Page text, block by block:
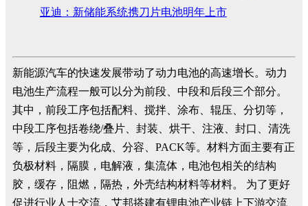
亚迪：新储能系统携刀片电池明年上市​
新能源汽车的快速发展带动了动力电池的高速增长。动力
电池生产流程一般可以分为前段、中段和后段三个部分。
其中，前段工序包括配料、搅拌、涂布、辊压、分切等，
中段工序包括卷绕/叠片、封装、烘干、注液、封口、清洗
等，后段主要为化成、分容、PACK等。材料方面主要有正
负极材料，隔膜，电解液，集流体，电池包相关的结构
胶，缓存，阻燃，隔热，外壳结构材料等材料。 为了更好
促进行业人士交流，艾邦搭建有锂电池产业链上下游交流